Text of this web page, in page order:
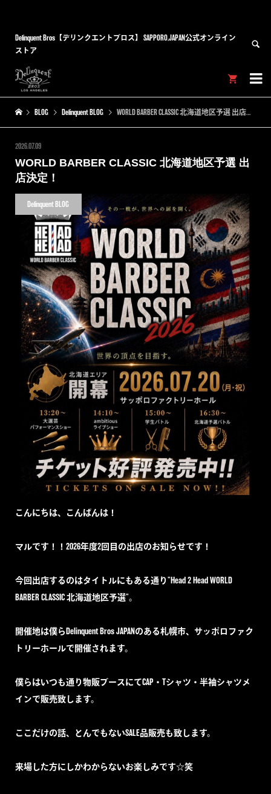
Delinquent Bros【デリンクエントブロス】 SAPPORO,JAPAN公式オンライン
ストア


BLOG Delinquent BLOG WORLD BARBER CLASSIC 北海道地区予選 出店決定！
2026.07.09
WORLD BARBER CLASSIC 北海道地区予選 出
店決定！
Delinquent BLOG
こんにちは、こんばんは！
マルです！！2026年度2回目の出店のお知らせです！
今回出店するのはタイトルにもある通り”Head 2 Head WORLD
BARBER CLASSIC 北海道地区予選”。
開催地は僕らDelinquent Bros JAPANのある札幌市、サッポロファク
トリーホールで開催されます。
僕らはいつも通り物販ブースにてCAP・Tシャツ・半袖シャツメ
インで販売致します。
ここだけの話、とんでもないSALE品販売も致します。
来場した方にしかわからないお楽しみです☆笑